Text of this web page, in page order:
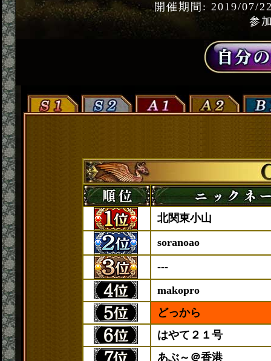
開催期間: 2019/07/
参
北関東小山
soranoao
---
makopro
どっから
はやて２１号
あぶ～＠香港